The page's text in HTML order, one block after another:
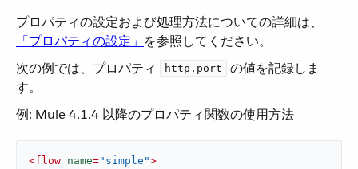
プロパティの設定および処理方法についての詳細は、​
「プロパティの設定」 ​を参照してください。
次の例では、プロパティ ​
http.port
​ の値を記録しま
す。
例: Mule 4.1.4 以降のプロパティ関数の使用方法
<flow name="simple">